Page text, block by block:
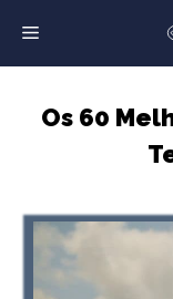
para
o
Os 60